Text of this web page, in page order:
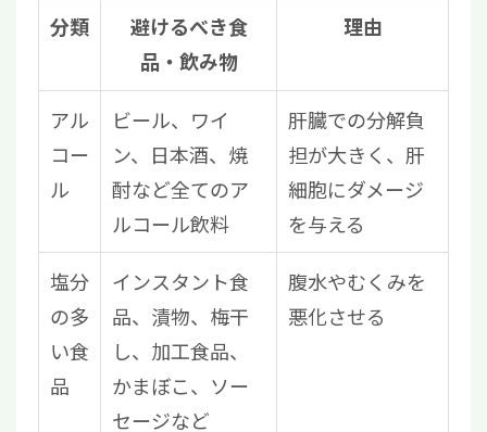
分類
避けるべき食
品・飲み物
理由
アル
コー
ル
ビール、ワイ
ン、日本酒、焼
酎など全てのア
ルコール飲料
肝臓での分解負
担が大きく、肝
細胞にダメージ
を与える
塩分
の多
い食
品
インスタント食
品、漬物、梅干
し、加工食品、
かまぼこ、ソー
セージなど
腹水やむくみを
悪化させる